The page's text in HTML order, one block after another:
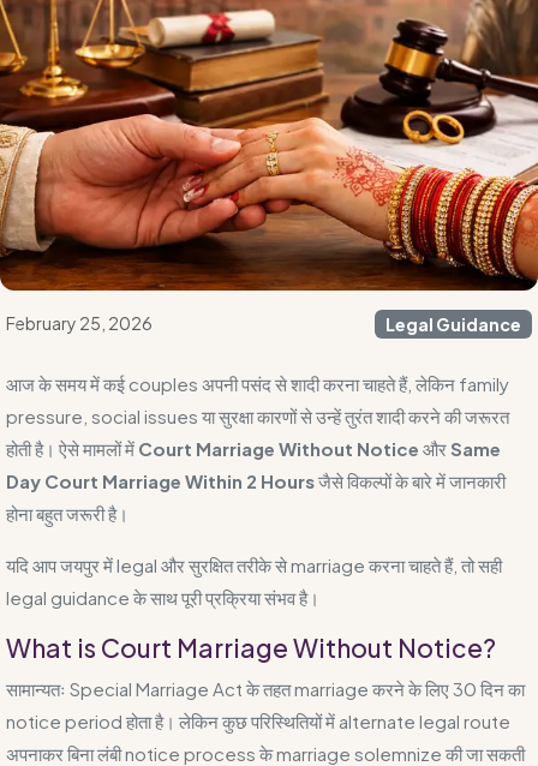
February 25, 2026 Legal Guidance
आज के समय में कई couples अपनी पसंद से शादी करना चाहते हैं, लेकिन family
pressure, social issues या सुरक्षा कारणों से उन्हें तुरंत शादी करने की जरूरत
होती है। ऐसे मामलों में Court Marriage Without Notice औरSame
Day Court Marriage Within 2 Hoursजैसे विकल्पों के बारे में जानकारी
होना बहुत जरूरी है।
यदि आप जयपुर में legal और सुरक्षित तरीके से marriage करना चाहते हैं, तो सही
legal guidance के साथ पूरी प्रक्रिया संभव है।
What is Court Marriage Without Notice?
सामान्यतः Special Marriage Act के तहत marriage करने के लिए 30 दिन का
notice period होता है। लेकिन कुछ परिस्थितियों में alternate legal route
अपनाकर बिना लंबी notice process के marriage solemnize की जा सकती